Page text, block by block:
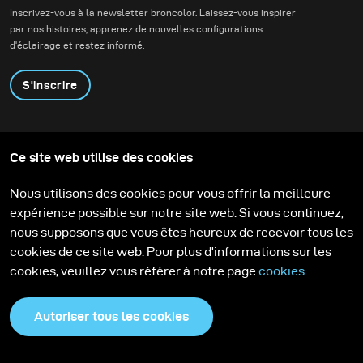
Inscrivez-vous à la newsletter broncolor. Laissez-vous inspirer
par nos histoires, apprenez de nouvelles configurations
d'éclairage et restez informé.
S'inscrire
Contactez-nous
Technologies
Support
Carrière
Media Center
Ce site web utilise des cookies
Nous utilisons des cookies pour vous offrir la meilleure
expérience possible sur notre site web. Si vous continuez,
nous supposons que vous êtes heureux de recevoir tous les
cookies de ce site web. Pour plus d'informations sur les
cookies, veuillez vous référer à notre page cookies
Autoriser tous les cookies